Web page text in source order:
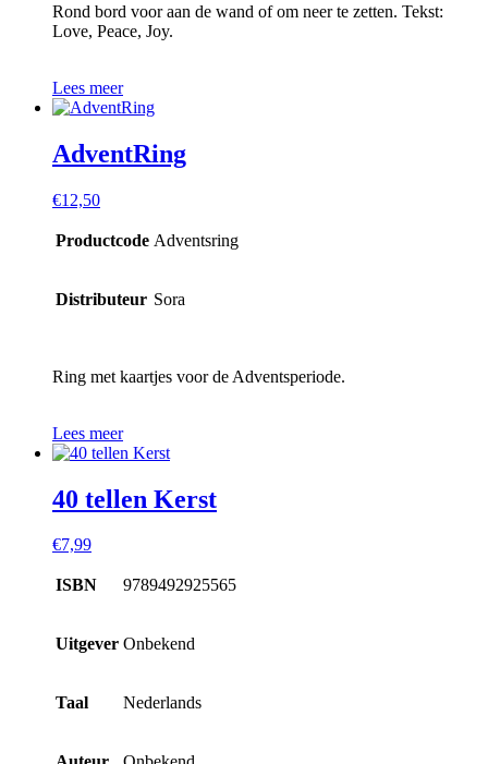
Rond bord voor aan de wand of om neer te zetten. Tekst:
Love, Peace, Joy.
Lees meer
AdventRing
€12,50
Productcode Adventsring
Distributeur Sora
Ring met kaartjes voor de Adventsperiode.
Lees meer
40 tellen Kerst
€7,99
ISBN 9789492925565
Uitgever Onbekend
Taal Nederlands